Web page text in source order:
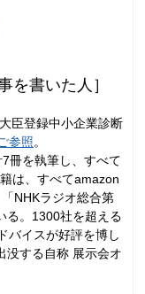
を書いた人］
臣登録中小企業診断
参照。
冊を執筆し、すべて
は、すべてamazon
NHKラジオ総合第
る。1300社を超える
バイスが好評を博し
没する自称 展示会オ